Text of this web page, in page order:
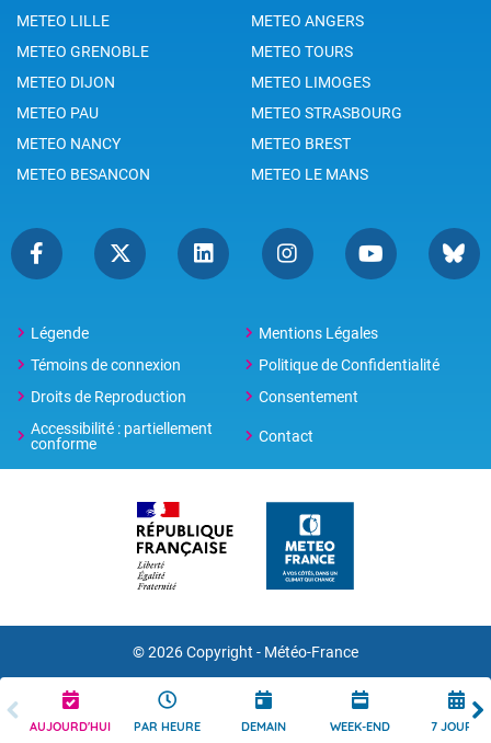
AUJOURD'HUI PAR HEURE DEMAIN WEEK-END 7 JOURS
METEO LILLE
METEO ANGERS
METEO GRENOBLE
METEO TOURS
METEO DIJON
METEO LIMOGES
METEO PAU
METEO STRASBOURG
METEO NANCY
METEO BREST
METEO BESANCON
METEO LE MANS
Légende
Mentions Légales
Témoins de connexion
Politique de Confidentialité
Droits de Reproduction
Consentement
Accessibilité : partiellement
conforme
Contact
© 2026 Copyright - Météo-France